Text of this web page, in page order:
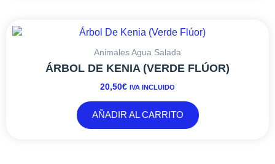
Animales Agua Salada
ÁRBOL DE KENIA (VERDE FLÚOR)
20,50€ IVA INCLUIDO
AÑADIR AL CARRITO